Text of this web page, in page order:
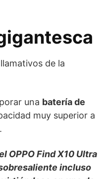
de la
una batería de
muy superior a
OPPO Find X10 Ultra
incluso